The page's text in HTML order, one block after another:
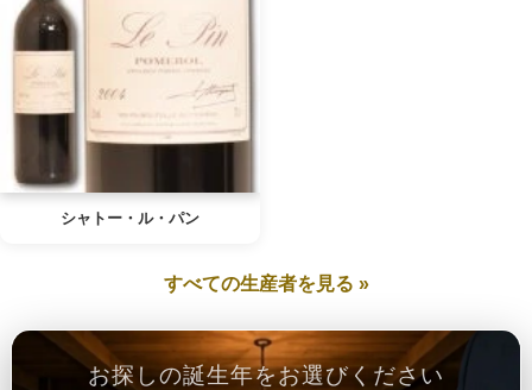
シャトー・ル・パン
すべての生産者を見る »
お探しの誕生年をお選びください